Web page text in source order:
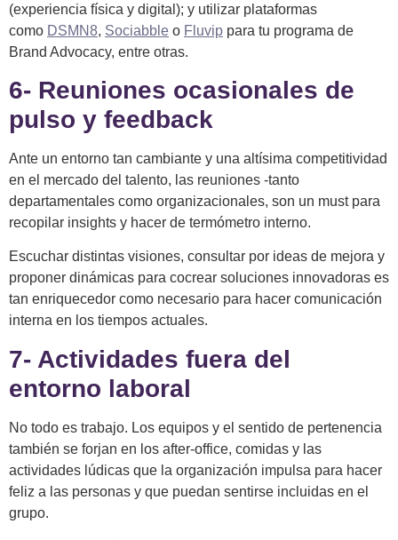
(experiencia física y digital); y utilizar plataformas
como DSMN8, Sociabble o Fluvip para tu programa de
Brand Advocacy, entre otras.
6- Reuniones ocasionales de
pulso y feedback
Ante un entorno tan cambiante y una altísima competitividad
en el mercado del talento, las reuniones -tanto
departamentales como organizacionales, son un must para
recopilar insights y hacer de termómetro interno.
Escuchar distintas visiones, consultar por ideas de mejora y
proponer dinámicas para cocrear soluciones innovadoras es
tan enriquecedor como necesario para hacer comunicación
interna en los tiempos actuales.
7- Actividades fuera del
entorno laboral
No todo es trabajo. Los equipos y el sentido de pertenencia
también se forjan en los after-office, comidas y las
actividades lúdicas que la organización impulsa para hacer
feliz a las personas y que puedan sentirse incluidas en el
grupo.